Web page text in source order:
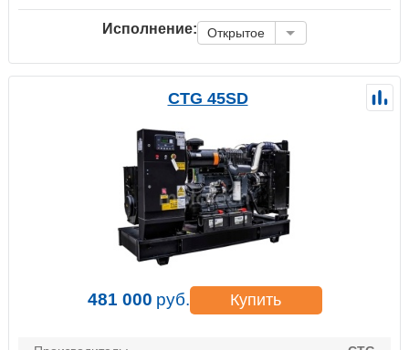
Исполнение: Открытое
CTG 45SD
481 000 руб. Купить